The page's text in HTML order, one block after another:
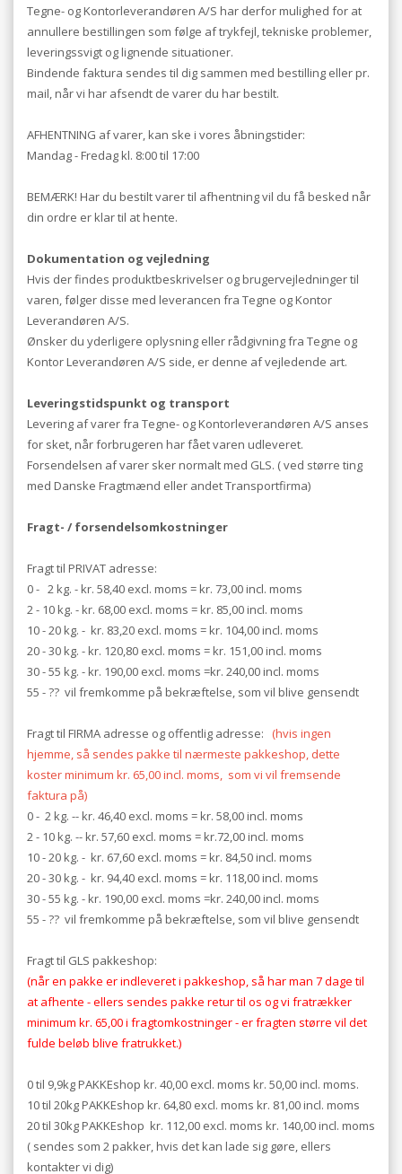
Tegne- og Kontorleverandøren A/S har derfor mulighed for at
annullere bestillingen som følge af trykfejl, tekniske problemer,
leveringssvigt og lignende situationer.
Bindende faktura sendes til dig sammen med bestilling eller pr.
mail, når vi har afsendt de varer du har bestilt.
AFHENTNING af varer, kan ske i vores åbningstider:
Mandag - Fredag kl. 8:00 til 17:00
BEMÆRK! Har du bestilt varer til afhentning vil du få besked når
din ordre er klar til at hente.
Dokumentation og vejledning
Hvis der findes produktbeskrivelser og brugervejledninger til
varen, følger disse med leverancen fra Tegne og Kontor
Leverandøren A/S.
Ønsker du yderligere oplysning eller rådgivning fra Tegne og
Kontor Leverandøren A/S side, er denne af vejledende art.
Leveringstidspunkt og transport
Levering af varer fra Tegne- og Kontorleverandøren A/S anses
for sket, når forbrugeren har fået varen udleveret.
Forsendelsen af varer sker normalt med GLS. ( ved større ting
med Danske Fragtmænd eller andet Transportfirma)
Fragt- / forsendelsomkostninger
Fragt til PRIVAT adresse:
0 - 2 kg. - kr. 58,40 excl. moms = kr. 73,00 incl. moms
2 - 10 kg. - kr. 68,00 excl. moms = kr. 85,00 incl. moms
10 - 20 kg. - kr. 83,20 excl. moms = kr. 104,00 incl. moms
20 - 30 kg. - kr. 120,80 excl. moms = kr. 151,00 incl. moms
30 - 55 kg. - kr. 190,00 excl. moms =kr. 240,00 incl. moms
55 - ?? vil fremkomme på bekræftelse, som vil blive gensendt
Fragt til FIRMA adresse og offentlig adresse: (hvis ingen
hjemme, så sendes pakke til nærmeste pakkeshop, dette
koster minimum kr. 65,00 incl. moms, som vi vil fremsende
faktura på)
0 - 2 kg. -- kr. 46,40 excl. moms = kr. 58,00 incl. moms
2 - 10 kg. -- kr. 57,60 excl. moms = kr.72,00 incl. moms
10 - 20 kg. - kr. 67,60 excl. moms = kr. 84,50 incl. moms
20 - 30 kg. - kr. 94,40 excl. moms = kr. 118,00 incl. moms
30 - 55 kg. - kr. 190,00 excl. moms =kr. 240,00 incl. moms
55 - ?? vil fremkomme på bekræftelse, som vil blive gensendt
Fragt til GLS pakkeshop:
(når en pakke er indleveret i pakkeshop, så har man 7 dage til
at afhente - ellers sendes pakke retur til os og vi fratrækker
minimum kr. 65,00 i fragtomkostninger - er fragten større vil det
fulde beløb blive fratrukket.)
0 til 9,9kg PAKKEshop kr. 40,00 excl. moms kr. 50,00 incl. moms.
10 til 20kg PAKKEshop kr. 64,80 excl. moms kr. 81,00 incl. moms
20 til 30kg PAKKEshop kr. 112,00 excl. moms kr. 140,00 incl. moms
( sendes som 2 pakker, hvis det kan lade sig gøre, ellers
kontakter vi dig)